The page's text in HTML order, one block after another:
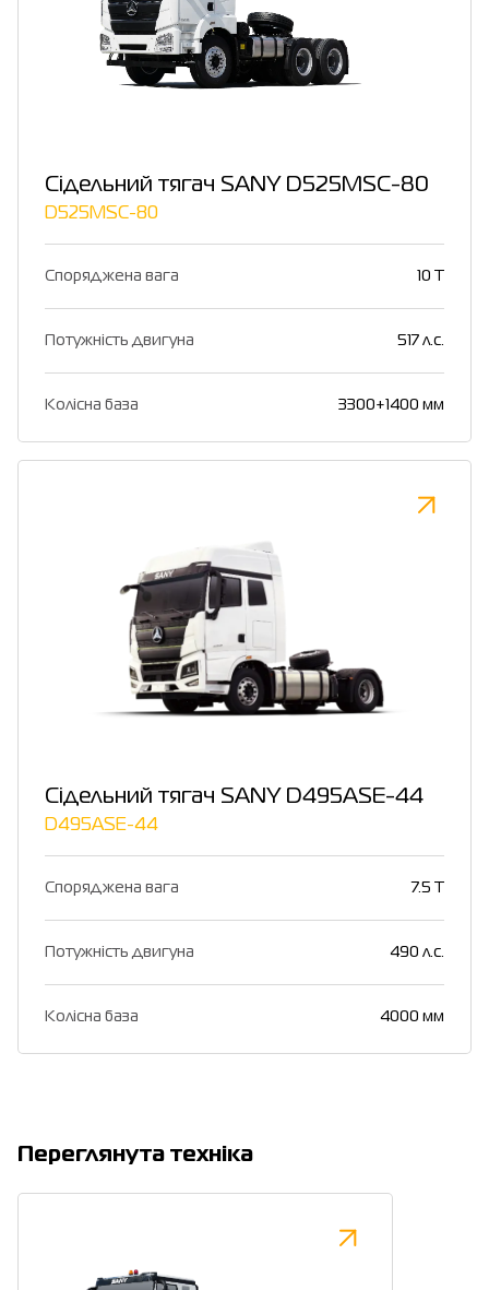
Сідельний тягач SANY D525MSC-80
D525MSC-80
Споряджена вага 10 T
Потужність двигуна 517 л.с.
Колісна база 3300+1400 мм
Сідельний тягач SANY D495ASE-44
D495ASE-44
Споряджена вага 7.5 T
Потужність двигуна 490 л.с.
Колісна база 4000 мм
Переглянута техніка